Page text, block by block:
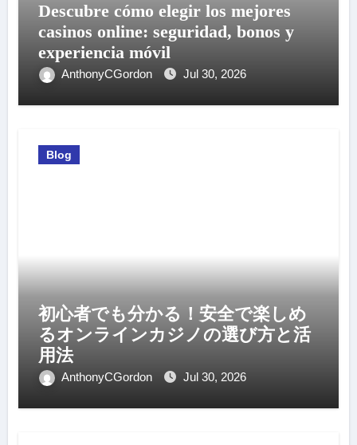
Descubre cómo elegir los mejores
casinos online: seguridad, bonos y
experiencia móvil
AnthonyCGordon Jul 30, 2026
Blog
初心者でも分かる！安全で楽しめ
るオンラインカジノの選び方と活
用法
AnthonyCGordon Jul 30, 2026